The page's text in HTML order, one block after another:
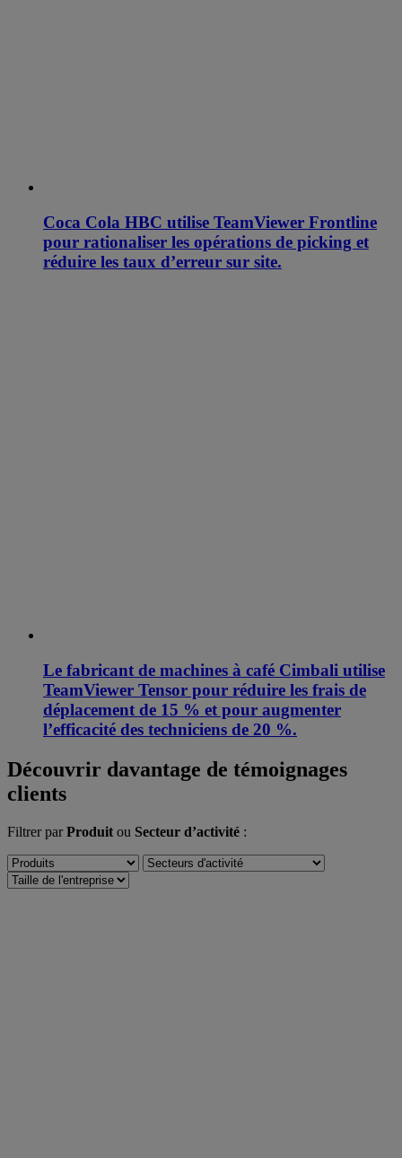
Coca Cola HBC utilise TeamViewer Frontline
pour rationaliser les opérations de picking et
réduire les taux d’erreur sur site.
Le fabricant de machines à café Cimbali utilise
TeamViewer Tensor pour réduire les frais de
déplacement de 15 % et pour augmenter
l’efficacité des techniciens de 20 %.
Découvrir davantage de témoignages
clients
Filtrer parProduit ou Secteur d’activité :